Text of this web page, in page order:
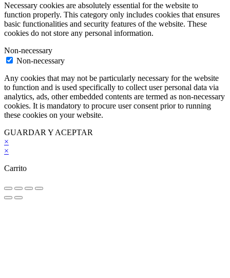
Necessary cookies are absolutely essential for the website to
function properly. This category only includes cookies that ensures
basic functionalities and security features of the website. These
cookies do not store any personal information.
Non-necessary
Non-necessary
Any cookies that may not be particularly necessary for the website
to function and is used specifically to collect user personal data via
analytics, ads, other embedded contents are termed as non-necessary
cookies. It is mandatory to procure user consent prior to running
these cookies on your website.
GUARDAR Y ACEPTAR
×
×
Carrito